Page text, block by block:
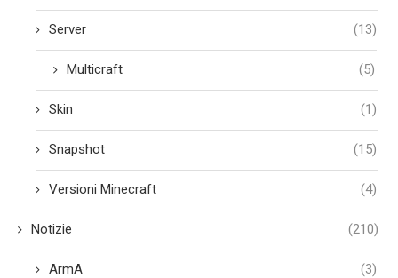
Server (13)
Multicraft (5)
Skin (1)
Snapshot (15)
Versioni Minecraft (4)
Notizie (210)
ArmA (3)